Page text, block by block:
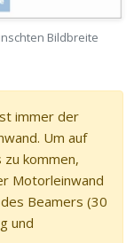
Bildbreite
immer der
Um auf
kommen,
Motorleinwand
Beamers (30
und